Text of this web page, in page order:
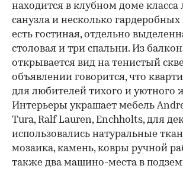
00:00
находится в клубном доме класса
санузла и несколько гардеробных
есть гостиная, отдельно
столовая и три спальни. Из
открывается вид на тенистый
объявлении говорится, что
для любителей тихого и уютного
Интерьеры украшает мебель
Tura, Ralf Lаuren, Enchholts, для
использовались натуральные
мозаика, камень, ковры ручной
также два машино-места в